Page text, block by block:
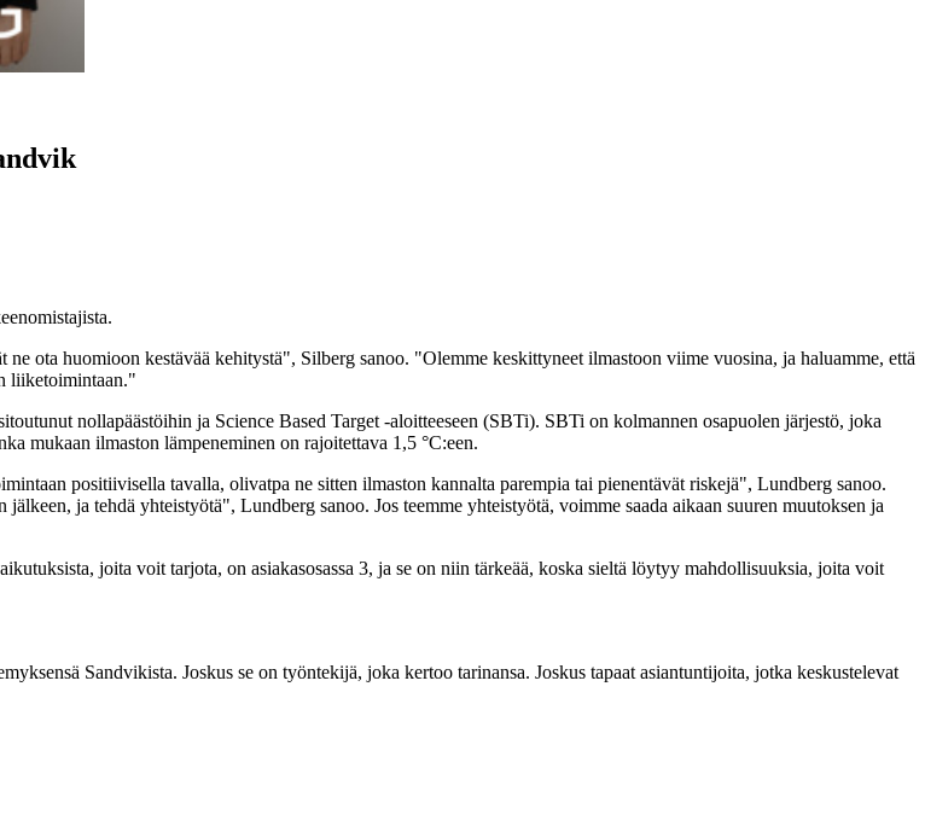
ota huomioon kestävää kehitystä", Silberg sanoo. "Olemme keskittyneet ilmastoon viime vuosina, ja haluamme, että
liiketoimintaan."
nollapäästöihin ja Science Based Target -aloitteeseen (SBTi). SBTi on kolmannen osapuolen järjestö, joka
mukaan ilmaston lämpeneminen on rajoitettava 1,5 °C:een.
positiivisella tavalla, olivatpa ne sitten ilmaston kannalta parempia tai pienentävät riskejä", Lundberg sanoo.
ja tehdä yhteistyötä", Lundberg sanoo. Jos teemme yhteistyötä, voimme saada aikaan suuren muutoksen ja
joita voit tarjota, on asiakasosassa 3, ja se on niin tärkeää, koska sieltä löytyy mahdollisuuksia, joita voit
Sandvikista. Joskus se on työntekijä, joka kertoo tarinansa. Joskus tapaat asiantuntijoita, jotka keskustelevat